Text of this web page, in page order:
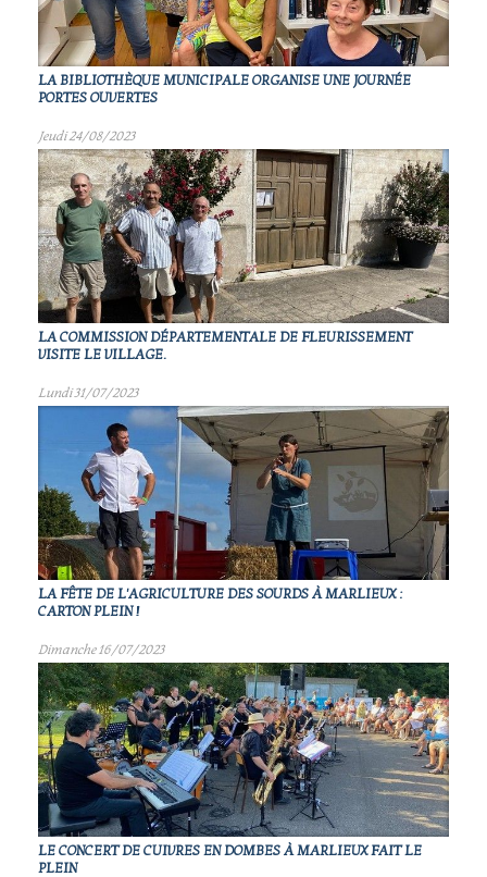
LA BIBLIOTHÈQUE MUNICIPALE ORGANISE UNE JOURNÉE
PORTES OUVERTES
Jeudi 24/08/2023
LA COMMISSION DÉPARTEMENTALE DE FLEURISSEMENT
VISITE LE VILLAGE.
Lundi 31/07/2023
LA FÊTE DE L'AGRICULTURE DES SOURDS À MARLIEUX :
CARTON PLEIN !
Dimanche 16/07/2023
LE CONCERT DE CUIVRES EN DOMBES À MARLIEUX FAIT LE
PLEIN